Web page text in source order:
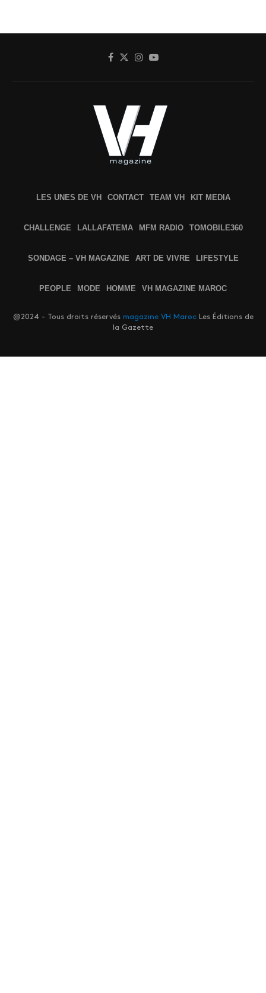
LES UNES DE VH CONTACT TEAM VH KIT MEDIA
CHALLENGE LALLAFATEMA MFM RADIO TOMOBILE360
SONDAGE – VH MAGAZINE ART DE VIVRE LIFESTYLE
PEOPLE MODE HOMME VH MAGAZINE MAROC
@2024 - Tous droits réservés magazine VH MarocLes Éditions de
la Gazette